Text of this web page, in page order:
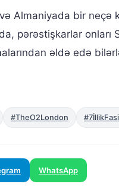
Almaniyada bir
pərəstişkarlar
əldə edə
#TheO2London
WhatsApp